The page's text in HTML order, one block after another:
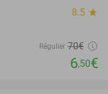
8.5 star
Régulier 70€
6,50€